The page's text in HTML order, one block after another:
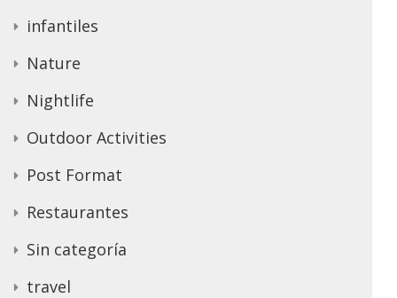
infantiles
Nature
Nightlife
Outdoor Activities
Post Format
Restaurantes
Sin categoría
travel